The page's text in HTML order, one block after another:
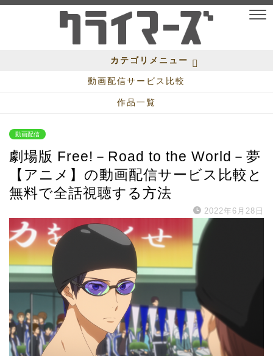
カテゴリメニュー
動画配信サービス比較
作品一覧
動画配信
劇場版 Free!－Road to the World－夢
【アニメ】の動画配信サービス比較と
無料で全話視聴する方法
2022年6月28日